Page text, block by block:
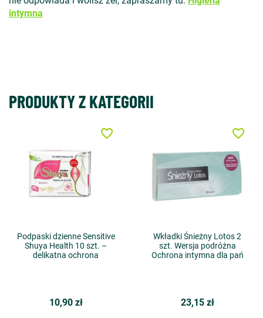
intymna
PRODUKTY Z KATEGORII
Podpaski dzienne Sensitive
Shuya Health 10 szt. –
delikatna ochrona
10,90 zł
favorite_border
Wkładki Śnieżny Lotos 2
szt. Wersja podróżna
Ochrona intymna dla pań
23,15 zł
favorite_border